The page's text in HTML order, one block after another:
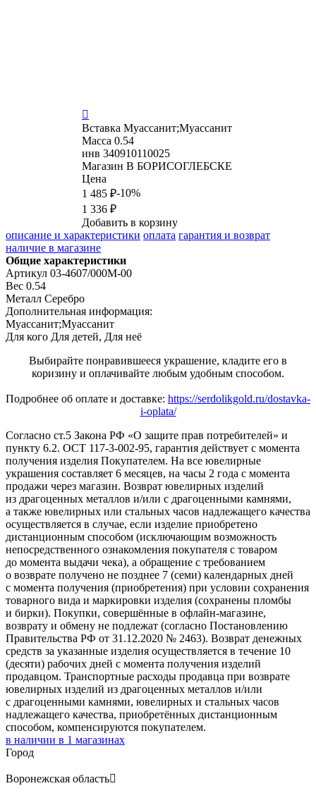

Вставка Муассанит;Муассанит
Масса 0.54
инв 340910110025
Магазин В БОРИСОГЛЕБСКЕ
Цена
1 485 ₽-10%
1 336 ₽
Добавить в корзину
описание и характеристики оплата гарантия и возврат
наличие в магазине
Общие характеристики
Артикул 03-4607/000М-00
Вес 0.54
Металл Серебро
Дополнительная информация:
Муассанит;Муассанит
Для кого Для детей, Для неё
Выбирайте понравившееся украшение, кладите его в
коризину и оплачивайте любым удобным способом.
Подробнее об оплате и доставке: https://serdolikgold.ru/dostavka-
i-oplata/
Согласно ст.5 Закона РФ «О защите прав потребителей» и
пункту 6.2. ОСТ 117-3-002-95, гарантия действует с момента
получения изделия Покупателем. На все ювелирные
украшения составляет 6 месяцев, на часы 2 года с момента
продажи через магазин. Возврат ювелирных изделий
из драгоценных металлов и/или с драгоценными камнями,
а также ювелирных или стальных часов надлежащего качества
осуществляется в случае, если изделие приобретено
дистанционным способом (исключающим возможность
непосредственного ознакомления покупателя с товаром
до момента выдачи чека), а обращение с требованием
о возврате получено не позднее 7 (семи) календарных дней
с момента получения (приобретения) при условии сохранения
товарного вида и маркировки изделия (сохранены пломбы
и бирки). Покупки, совершённые в офлайн-магазине,
возврату и обмену не подлежат (согласно Постановлению
Правительства РФ от 31.12.2020 № 2463). Возврат денежных
средств за указанные изделия осуществляется в течение 10
(десяти) рабочих дней с момента получения изделий
продавцом. Транспортные расходы продавца при возврате
ювелирных изделий из драгоценных металлов и/или
с драгоценными камнями, ювелирных и стальных часов
надлежащего качества, приобретённых дистанционным
способом, компенсируются покупателем.
в наличии в 1 магазинах
Город
Воронежская область